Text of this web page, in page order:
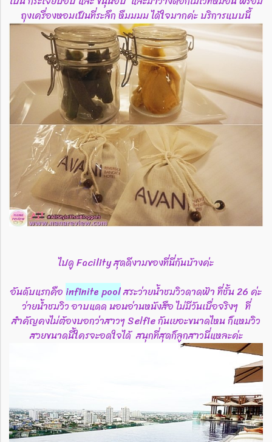
ถุงเครื่องหอมเป็นที่ระลึก หืมมมม ได้ใจมากค่ะ บริการแบบนี้
ไปดู Facility สุดดีงามของที่นี่กันบ้างค่ะ
อันดับแรกคือ infinite poolสระว่ายน้ำชมวิวดาดฟ้า ที่ชั้น 26 ค่ะ
ว่ายน้ำชมวิว อาบแดด นอนอ่านหนังสือ ไม่มีวันเบื่อจริงๆ ที่
สำคัญคงไม่ต้องบอกว่าสาวๆ Selfie กันเยอะขนาดไหน ก็แหมวิว
สวยขนาดนี้ใครจะอดใจได้ สนุกที่สุดก็ลูกสาวนี่แหละค่ะ